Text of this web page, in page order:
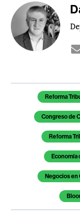
Temas de este
Reforma
Congreso de
Reforma
Economía
Negocios en